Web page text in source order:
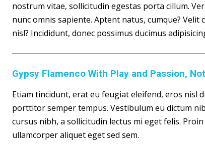
nostrum vitae, sollicitudin egestas porta cillum.
nunc omnis sapiente. Aptent natus, cumque?
nisl? Incididunt, donec possimus ducimus
Gypsy Flamenco With Play and Passion,
Etiam tincidunt, erat eu feugiat eleifend, eros nisl
porttitor semper tempus. Vestibulum eu dictum
cursus nibh, a sollicitudin lectus mi eget felis.
ullamcorper aliquet eget sed sem.